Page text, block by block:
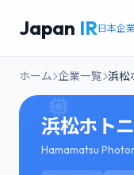
Japan IR日本企
ホーム 企業一覧 浜松
浜松ホト
Hamamatsu